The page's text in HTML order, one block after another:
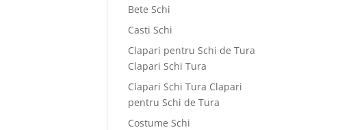
Bete Schi
Casti Schi
Clapari pentru Schi de Tura
Clapari Schi Tura
Clapari Schi Tura Clapari
pentru Schi de Tura
Costume Schi